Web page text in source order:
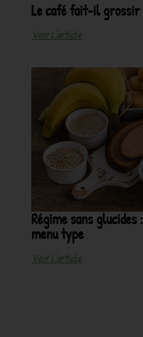
Le café fait-il
Voir L'article
Régime sans
menu type
Voir L'article